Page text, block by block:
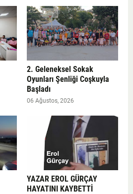
2. Geleneksel Sokak
Oyunları Şenliği Coşkuyla
Başladı
06 Ağustos, 2026
YAZAR EROL GÜRÇAY
HAYATINI KAYBETTİ